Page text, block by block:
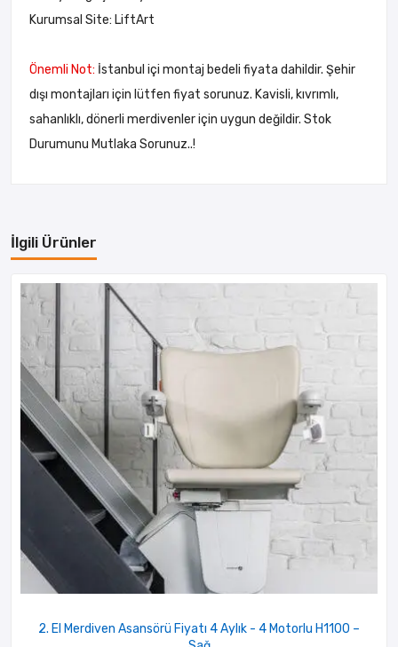
Kurumsal Site: LiftArt
Önemli Not: İstanbul içi montaj bedeli fiyata dahildir. Şehir
dışı montajları için lütfen fiyat sorunuz. Kavisli, kıvrımlı,
sahanlıklı, dönerli merdivenler için uygun değildir. Stok
Durumunu Mutlaka Sorunuz..!
İlgili Ürünler
2. El Merdiven Asansörü Fiyatı 4 Aylık - 4 Motorlu H1100 –